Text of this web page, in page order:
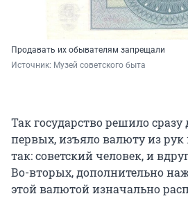
Продавать их обывателям запрещали
Источник: Музей советского быта
Так государство решило сразу
первых, изъяло валюту из рук
так: советский человек, и
Во-вторых, дополнительно
этой валютой изначально